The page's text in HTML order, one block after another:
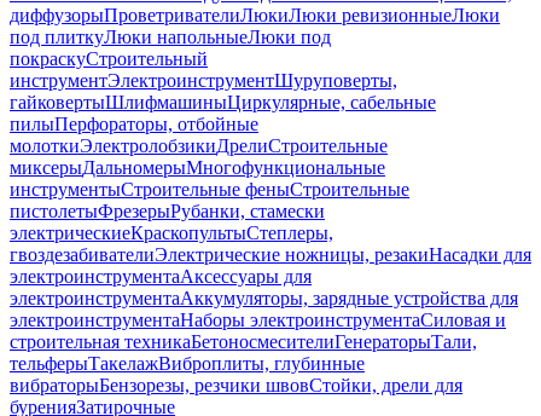
диффузорыПроветривателиЛюкиЛюки ревизионныеЛюки
под плиткуЛюки напольныеЛюки под
покраскуСтроительный
инструментЭлектроинструментШуруповерты,
гайковертыШлифмашиныЦиркулярные, сабельные
пилыПерфораторы, отбойные
молоткиЭлектролобзикиДрелиСтроительные
миксерыДальномерыМногофункциональные
инструментыСтроительные феныСтроительные
пистолетыФрезерыРубанки, стамески
электрическиеКраскопультыСтеплеры,
гвоздезабивателиЭлектрические ножницы, резакиНасадки для
электроинструментаАксессуары для
электроинструментаАккумуляторы, зарядные устройства для
электроинструментаНаборы электроинструментаСиловая и
строительная техникаБетоносмесителиГенераторыТали,
тельферыТакелажВиброплиты, глубинные
вибраторыБензорезы, резчики швовСтойки, дрели для
буренияЗатирочные